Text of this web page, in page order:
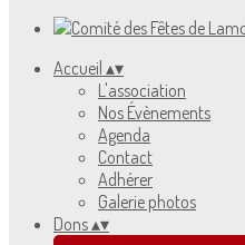
Accueil ▴▾
L'association
Nos Évènements
Agenda
Contact
Adhérer
Galerie photos
Dons▴▾